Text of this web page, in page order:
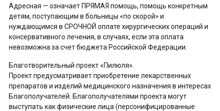
Адресная — означает ПРЯМАЯ помощь, помощь конкретным
детям, поступающим в больницы «по скорой» и
нуждающимся в СРОЧНОЙ оплате хирургических операций и
консервативного лечения, в случаях, если эта оплата
невозможна за счет бюджета Российской Федерации.
Благотворительный проект «Пилюля».
Проект предусматривает приобретение лекарственных
препаратов и изделий медицинского назначения в интересах
Благополучателей. Благополучателями проекта могут
выступать как физические лица (персонифицированные